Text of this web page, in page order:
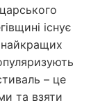
існує
найкращих
– це
та взяти